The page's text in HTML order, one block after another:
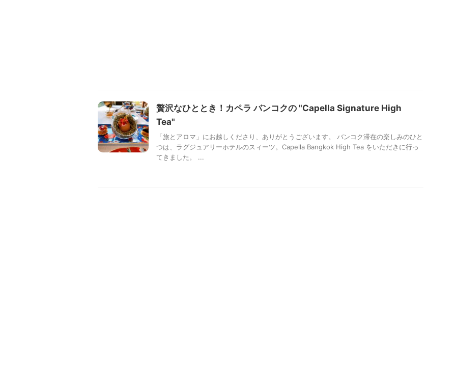
贅沢なひととき！カペラ バンコクの "Capella Signature High
Tea"
「旅とアロマ」にお越しくださり、ありがとうございます。 バンコク滞在の楽しみのひと
つは、ラグジュアリーホテルのスィーツ。Capella Bangkok High Tea をいただきに行っ
てきました。 ...